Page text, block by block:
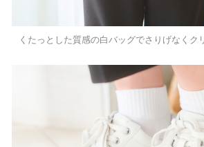
くたっとした質感の白バッグでさりげなくク